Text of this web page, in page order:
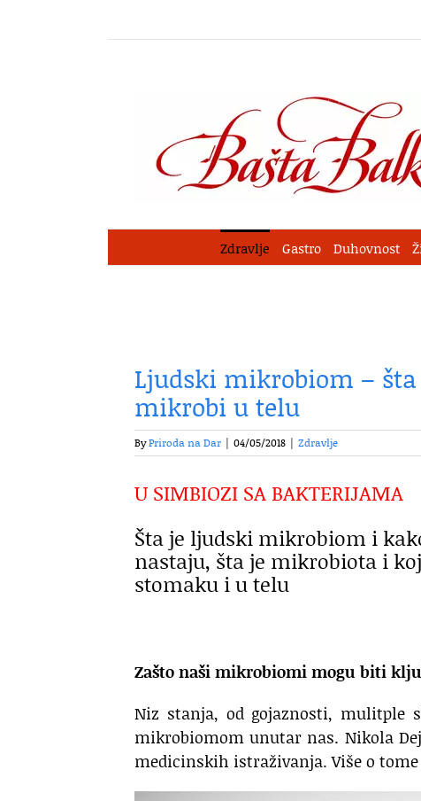
Zdravlje Gastro Duhovnost
Ljudski mikrobiom –
mikrobi u telu
ByPriroda na Dar | 04/05/2018 | Zdravlje
U SIMBIOZI SA BAKTERIJAMA
Šta je ljudski mikrobiom i
nastaju, šta je mikrobiota i
stomaku i u telu
Zašto naši mikrobiomi mogu biti
Niz stanja, od gojaznosti, mulitple
mikrobiomom unutar nas. Nikola
medicinskih istraživanja. Više o tome